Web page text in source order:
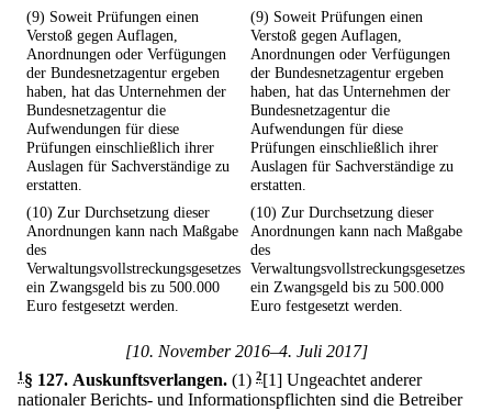
(9) Soweit Prüfungen einen
Verstoß gegen Auflagen,
Anordnungen oder Verfügungen
der Bundesnetzagentur ergeben
haben, hat das Unternehmen der
Bundesnetzagentur die
Aufwendungen für diese
Prüfungen einschließlich ihrer
Auslagen für Sachverständige zu
erstatten.
(9) Soweit Prüfungen einen
Verstoß gegen Auflagen,
Anordnungen oder Verfügungen
der Bundesnetzagentur ergeben
haben, hat das Unternehmen der
Bundesnetzagentur die
Aufwendungen für diese
Prüfungen einschließlich ihrer
Auslagen für Sachverständige zu
erstatten.
(10) Zur Durchsetzung dieser
Anordnungen kann nach Maßgabe
des
Verwaltungsvollstreckungsgesetzes
ein Zwangsgeld bis zu 500.000
Euro festgesetzt werden.
(10) Zur Durchsetzung dieser
Anordnungen kann nach Maßgabe
des
Verwaltungsvollstreckungsgesetzes
ein Zwangsgeld bis zu 500.000
Euro festgesetzt werden.
[10. November 2016–4. Juli 2017]
1§ 127. Auskunftsverlangen. (1) 2[1] Ungeachtet anderer
nationaler Berichts- und Informationspflichten sind die Betreiber